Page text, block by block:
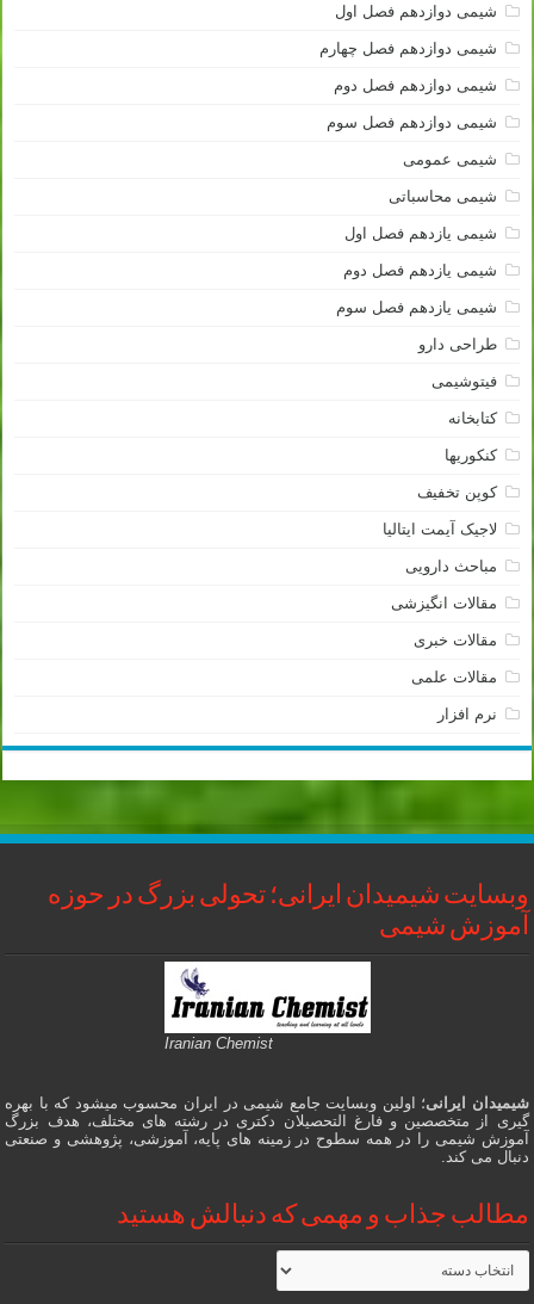
شیمی دوازدهم فصل اول
شیمی دوازدهم فصل چهارم
شیمی دوازدهم فصل دوم
شیمی دوازدهم فصل سوم
شیمی عمومی
شیمی محاسباتی
شیمی یازدهم فصل اول
شیمی یازدهم فصل دوم
شیمی یازدهم فصل سوم
طراحی دارو
فیتوشیمی
کتابخانه
کنکوریها
کوپن تخفیف
لاجیک آیمت ایتالیا
مباحث دارویی
مقالات انگیزشی
مقالات خبری
مقالات علمی
نرم افزار
وبسایت شیمیدان ایرانی؛ تحولی بزرگ در حوزه
آموزش شیمی
Iranian Chemist
شیمیدان ایرانی؛ اولین وبسایت جامع شیمی در ایران محسوب میشود که با بهره
گیری از متخصصین و فارغ التحصیلان دکتری در رشته های مختلف، هدف بزرگ
آموزش شیمی را در همه سطوح در زمینه های پایه، آموزشی، پژوهشی و صنعتی
دنبال می کند.
مطالب جذاب و مهمی که دنبالش هستید
مطالب
جذاب
و